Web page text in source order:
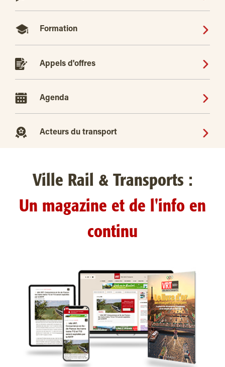
Formation
Appels d'offres
Agenda
Acteurs du transport
Ville Rail & Transports :
Un magazine et de l'info en
continu